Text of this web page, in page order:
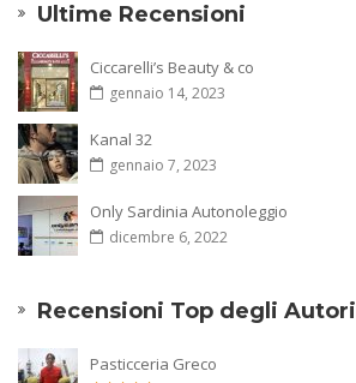
Ultime Recensioni
Ciccarelli’s Beauty & co
gennaio 14, 2023
Kanal 32
gennaio 7, 2023
Only Sardinia Autonoleggio
dicembre 6, 2022
Recensioni Top degli Autori
Pasticceria Greco